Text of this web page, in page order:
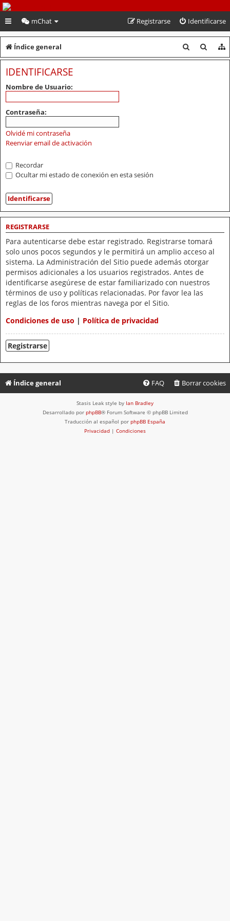
PeruVoley.com
mChat Identificarse
Registrarse
Índice general
u
u
IDENTIFICARSE
Nombre de Usuario:
Contraseña:
Olvidé mi contraseña
Reenviar email de activación
Recordar
Ocultar mi estado de conexión en esta sesión
REGISTRARSE
Para autenticarse debe estar registrado. Registrarse tomará
solo unos pocos segundos y le permitirá un amplio acceso al
sistema. La Administración del Sitio puede además otorgar
permisos adicionales a los usuarios registrados. Antes de
identificarse asegúrese de estar familiarizado con nuestros
términos de uso y políticas relacionadas. Por favor lea las
reglas de los foros mientras navega por el Sitio.
Condiciones de uso | Política de privacidad
Registrarse
Índice general Borrar cookies
FAQ
Stasis Leak style by Ian Bradley
Desarrollado por phpBB® Forum Software © phpBB Limited
Traducción al español por phpBB España
Privacidad | Condiciones